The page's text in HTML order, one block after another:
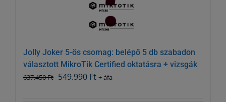
Jolly Joker 5-ös csomag: belépő 5 db szabadon
választott MikroTik Certified oktatásra + vizsgák
637.450Ft Original
549.990 FtCurrent
+ áfa